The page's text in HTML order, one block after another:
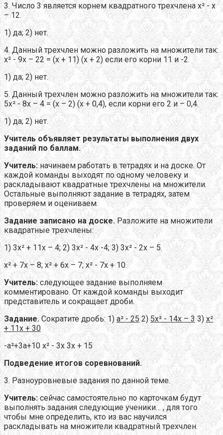
3. Число 3 является корнем квадратного трехчлена х² - х
– 12.
1) да; 2) нет.
4. Данный трехчлен можно разложить на множители так:
х² - 9х – 22 = (х + 11) (х + 2) если его корни 11 и -2.
1) да; 2) нет.
5. Данный трехчлен можно разложить на множители так:
5х² - 8х – 4 = (х – 2) (х + 0,4), если корни его 2 и – 0,4.
1) да; 2) нет.
Учитель объявляет результаты выполнения двух
заданий по баллам.
Учитель: начинаем работать в тетрадях и на доске. От
каждой команды выходят по одному человеку и
раскладывают квадратные трехчлены на множители.
Остальные выполняют задание в тетрадях, затем
проверяем и оцениваем.
Задание записано на доске. Разложите на множители
квадратные трехчлены:
1) 3х² + 11х – 4; 2) 3х² - 4х -4; 3) 3х² - 2х – 5.
х² + 7х – 8; х² + 6х – 7; х² - 7х + 10.
Учитель: следующее задание выполняем
комментировано. От каждой команды выходит
представитель и сокращает дроби.
Задание. Сократите дробь: 1) а² - 25 2) 5х² - 14х – 3 3) х²
+ 11х + 30
-а²+3а+10 х² - 3х 3х + 15
Подведение итогов соревнований.
3. Разноуровневые задания по данной теме.
Учитель: сейчас самостоятельно по карточкам будут
выполнять задания следующие ученики… , для того
чтобы мне определить, кто из вас научился
раскладывать на множители квадратный трехчлен.